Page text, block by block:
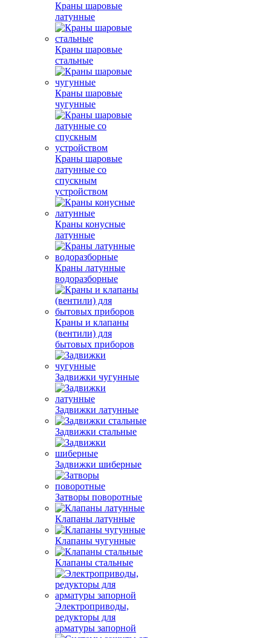
Краны шаровые
латунные
Краны шаровые
стальные
Краны шаровые
чугунные
Краны шаровые
латунные со
спускным
устройством
Краны конусные
латунные
Краны латунные
водоразборные
Краны и клапаны
(вентили) для
бытовых приборов
Задвижки чугунные
Задвижки латунные
Задвижки стальные
Задвижки шиберные
Затворы поворотные
Клапаны латунные
Клапаны чугунные
Клапаны стальные
Электроприводы,
редукторы для
арматуры запорной